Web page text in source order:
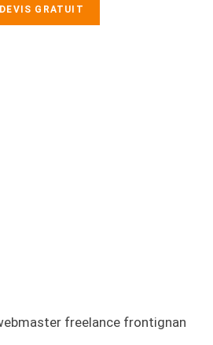
DEVIS GRATUIT